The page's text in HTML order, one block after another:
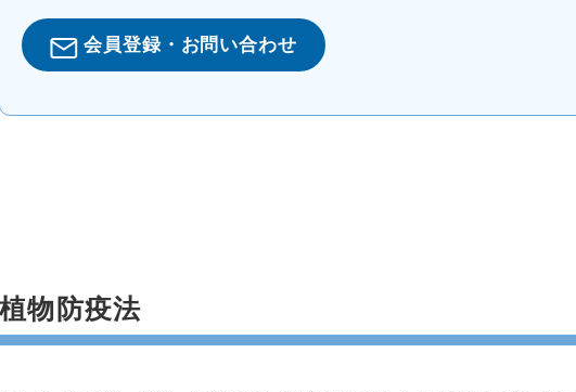
会員登録・お問い合わせ
植物防疫法